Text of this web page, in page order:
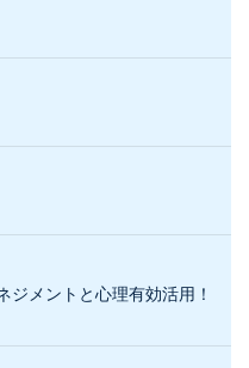
ジメントと心理有効活用！